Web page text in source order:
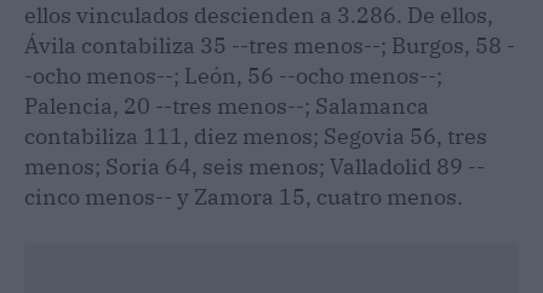
ellos vinculados descienden a 3.286. De ellos,
Ávila contabiliza 35 --tres menos--; Burgos, 58 -
-ocho menos--; León, 56 --ocho menos--;
Palencia, 20 --tres menos--; Salamanca
contabiliza 111, diez menos; Segovia 56, tres
menos; Soria 64, seis menos; Valladolid 89 --
cinco menos-- y Zamora 15, cuatro menos.